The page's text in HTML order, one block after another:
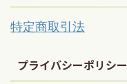
特定商取引法
プライバシーポリシー